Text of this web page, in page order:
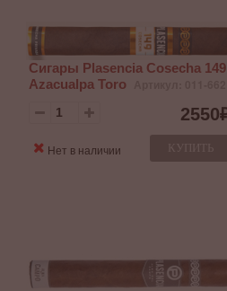
Сигары Plasencia Cosecha 149
Azacualpa Toro
2550
КУПИТЬ
Нет в наличии